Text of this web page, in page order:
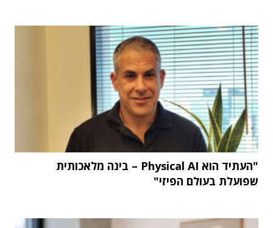
"העתיד הוא Physical AI – בינה מלאכותית
שפועלת בעולם הפיזי"